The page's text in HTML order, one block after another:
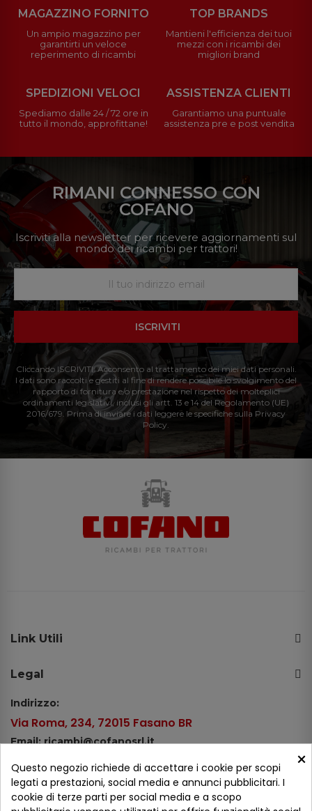
MAGAZZINO FORNITO
Un ampio magazzino per
garantirti un veloce
reperimento di ricambi
TOP BRANDS
Mantieni l'efficienza dei tuoi
mezzi con i ricambi dei
migliori brand
SPEDIZIONI VELOCI
Spediamo dalle 24 / 72 ore in
tutto il mondo, approfittane!
ASSISTENZA CLIENTI
Garantiamo una puntuale
assistenza pre e post vendita
RIMANI CONNESSO CON
COFANO
Iscriviti alla newsletter per ricevere aggiornamenti sul
mondo dei ricambi per trattori!
ISCRIVITI
Cliccando ISCRIVITI: Acconsento al trattamento dei miei dati personali.
I dati sono raccolti e gestiti al fine di rendere possibile lo svolgimento del
rapporto di fornitura e/o prestazione nel rispetto dei molteplici
ordinamenti legislativi, inclusi gli artt. 13 e 14 del Regolamento (UE)
2016/679. Prima di inviare i dati leggere le specifiche sulla Privacy
Policy.
Link Utili
Legal
Indirizzo:
Via Roma, 234, 72015 Fasano BR
Email: ricambi@cofanosrl.it
Tel.: +39 080 44 13 478
WhatsApp: +39 334 98 51 100
×
Questo negozio richiede di accettare i cookie per scopi
legati a prestazioni, social media e annunci pubblicitari. I
cookie di terze parti per social media e a scopo